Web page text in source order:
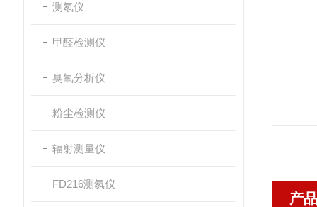
测氡仪
甲醛检测仪
臭氧分析仪
粉尘检测仪
辐射测量仪
FD216测氡仪
产